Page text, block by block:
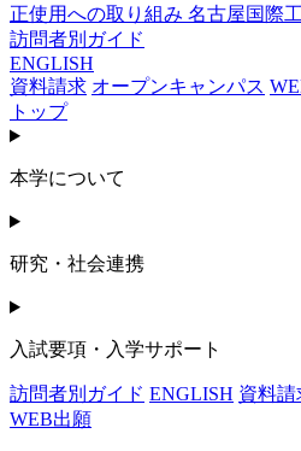
正使用への取り組み 名古屋国際
訪問者別ガイド
ENGLISH
資料請求 オープンキャンパス
トップ
本学について
研究・社会連携
入試要項・入学サポート
訪問者別ガイド ENGLISH 資料請
WEB出願